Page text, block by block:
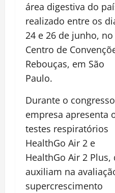
área digestiva do
realizado entre os
24 e 26 de junho, no
Centro de
Rebouças, em São
Paulo.
Durante o
empresa apresenta
testes respiratórios
HealthGo Air 2 e
HealthGo Air 2 Plus,
auxiliam na
supercrescimento